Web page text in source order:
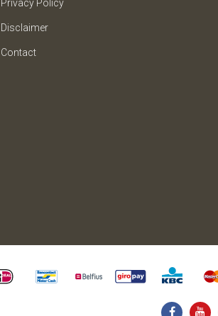
Privacy Policy
Disclaimer
Contact